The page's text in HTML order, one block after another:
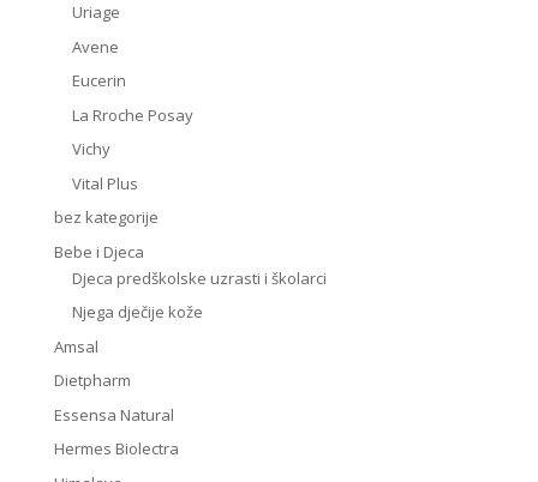
Uriage
Avene
Eucerin
La Rroche Posay
Vichy
Vital Plus
bez kategorije
Bebe i Djeca
Djeca predškolske uzrasti i školarci
Njega dječije kože
Amsal
Dietpharm
Essensa Natural
Hermes Biolectra